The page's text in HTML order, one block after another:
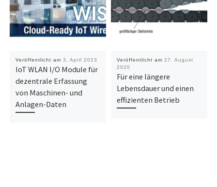
Veröffentlicht am 3. April 2023
IoT WLAN I/O Module für
dezentrale Erfassung
von Maschinen- und
Anlagen-Daten
Veröffentlicht am 27. August
2020
Für eine längere
Lebensdauer und einen
effizienten Betrieb